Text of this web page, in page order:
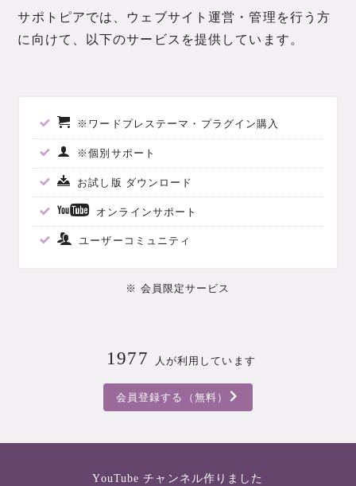
サポトピアでは、ウェブサイト運営・管理を行う方
に向けて、以下のサービスを提供しています。
※ワードプレステーマ・プラグイン購入
※個別サポート
お試し版 ダウンロード
オンラインサポート
ユーザーコミュニティ
※ 会員限定サービス
1977 人が利用しています
会員登録する（無料）
YouTube チャンネル作りました